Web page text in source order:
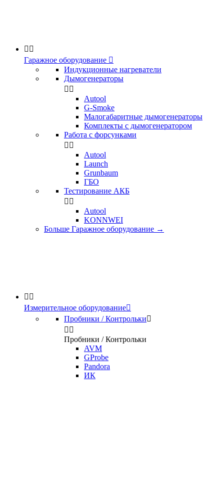
 
Гаражное оборудование 
Индукционные нагреватели
Дымогенераторы
 
Аutool
G-Smoke
Малогабаритные дымогенераторы
Комплекты с дымогенератором
Работа с форсунками
 
Autool
Launch
Grunbaum
ГБО
Тестирование АКБ
 
Autool
KONNWEI
Больше Гаражное оборудование →
 
Измерительное оборудование
Пробники / Контрольки
 
Пробники / Контрольки
AVM
GProbe
Pandora
ИК